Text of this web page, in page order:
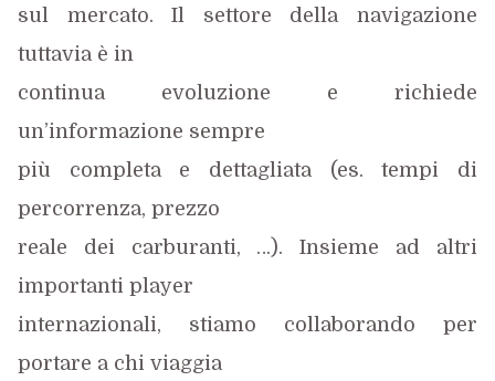
sul mercato. Il settore della navigazione
tuttavia è in
continua evoluzione e richiede
un’informazione sempre
più completa e dettagliata (es. tempi di
percorrenza, prezzo
reale dei carburanti, …). Insieme ad altri
importanti player
internazionali, stiamo collaborando per
portare a chi viaggia